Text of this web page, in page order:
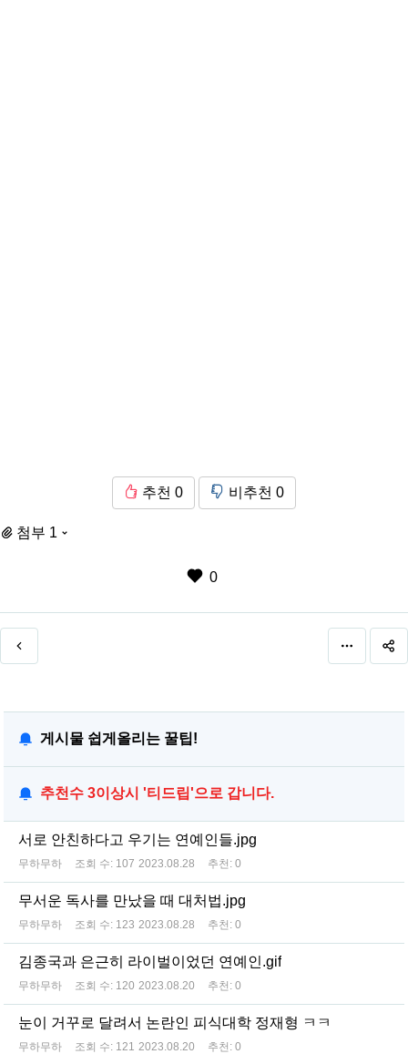
추천 0 비추천 0
첨부 1
0
게시물 쉽게올리는 꿀팁!
추천수 3이상시 '티드립'으로 갑니다.
서로 안친하다고 우기는 연예인들.jpg
무하무하 조회 수: 107 2023.08.28 추천: 0
무서운 독사를 만났을 때 대처법.jpg
무하무하 조회 수: 123 2023.08.28 추천: 0
김종국과 은근히 라이벌이었던 연예인.gif
무하무하 조회 수: 120 2023.08.20 추천: 0
눈이 거꾸로 달려서 논란인 피식대학 정재형 ㅋㅋ
무하무하 조회 수: 121 2023.08.20 추천: 0